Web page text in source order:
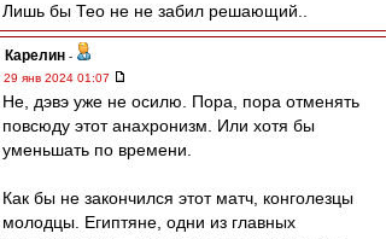
Лишь бы Тео не не забил решающий..
Карелин -
29 янв 2024 01:07
Не, дэвэ уже не осилю. Пора, пора отменять
повсюду этот анахронизм. Или хотя бы
уменьшать по времени.
Как бы не закончился этот матч, конголезцы
молодцы. Египтяне, одни из главных